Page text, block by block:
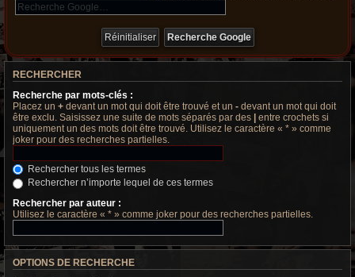
RECHERCHER
Recherche par mots-clés :
Placez un + devant un mot qui doit être trouvé et un - devant un mot qui doit
être exclu. Saisissez une suite de mots séparés par des
entre crochets si
uniquement un des mots doit être trouvé. Utilisez le caractère « * » comme
joker pour des recherches partielles.
Rechercher tous les termes
Rechercher n’importe lequel de ces termes
Rechercher par auteur :
Utilisez le caractère « * » comme joker pour des recherches partielles.
OPTIONS DE RECHERCHE